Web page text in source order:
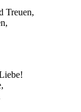
Treuen,